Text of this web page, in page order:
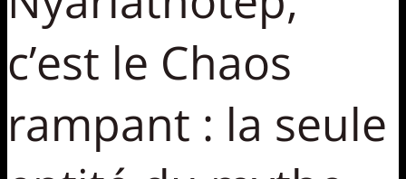
c’est le Chaos
rampant : la seule